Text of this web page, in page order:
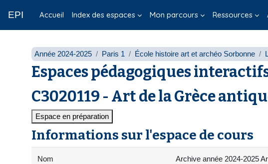
EPI Accueil Index des espaces Mon parcours Ressources
Année 2024-2025 Paris 1 École histoire art et archéo Sorbonne
Espaces pédagogiques
C3020119 - Art de la Grèce
Espace en préparation
Informations sur l'espace de cours
Nom Archive année 2024-2025